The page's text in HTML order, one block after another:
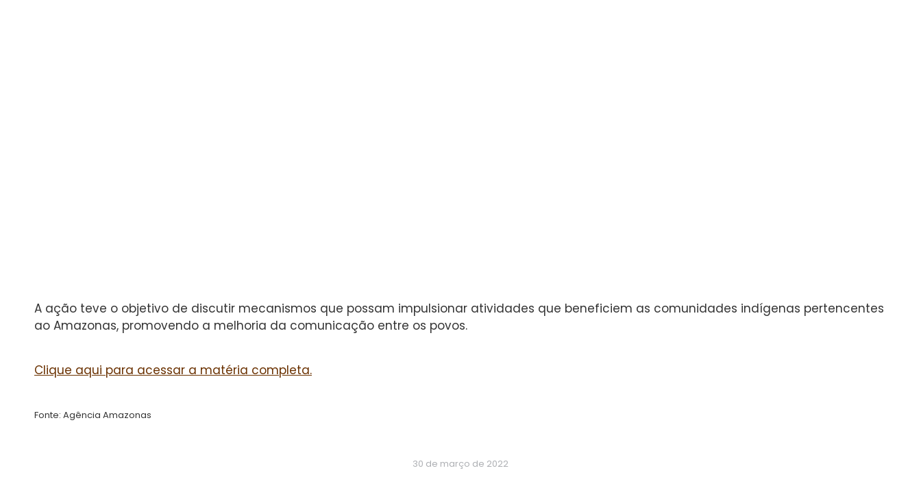
A ação teve o objetivo de discutir mecanismos que possam impulsionar atividades que beneficiem as comunidades indígenas pertencentes
ao Amazonas, promovendo a melhoria da comunicação entre os povos.
Clique aqui para acessar a matéria completa.
Fonte: Agência Amazonas
30 de março de 2022